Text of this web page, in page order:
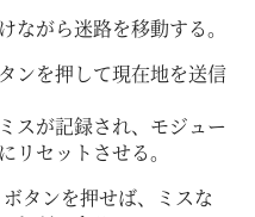
がら迷路を移動する。
ンを押して現在地を送信
スが記録され、モジュー
リセットさせる。
タンを押せば、ミスな